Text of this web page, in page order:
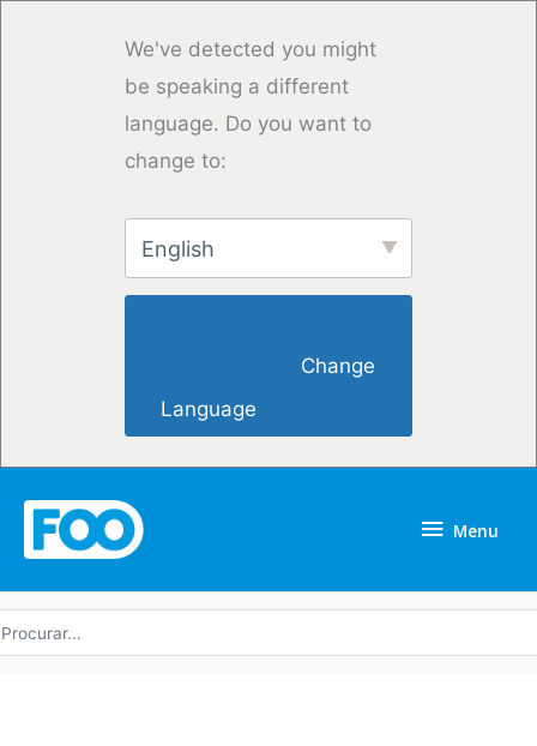
We've detected you might
be speaking a different
language. Do you want to
change to:
English
Language
Menu